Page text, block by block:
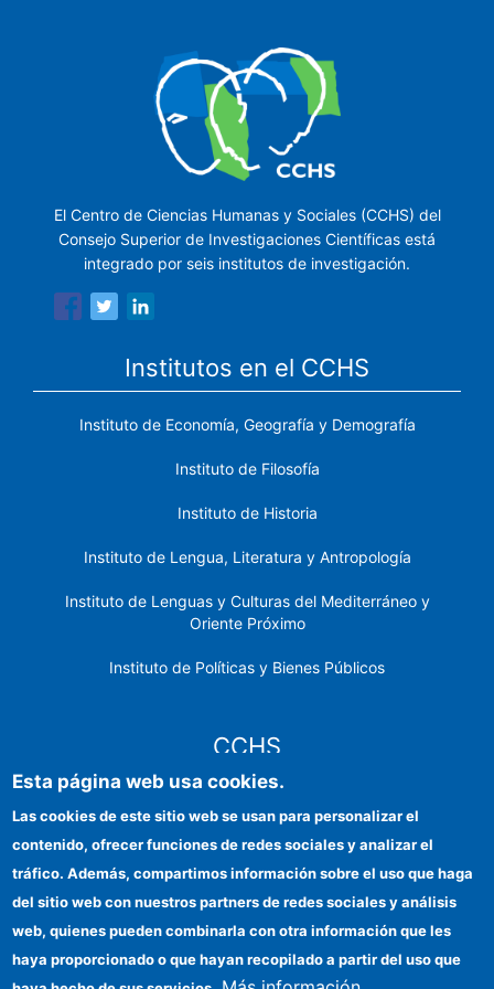
El Centro de Ciencias Humanas y Sociales (CCHS) del
Consejo Superior de Investigaciones Científicas está
integrado por seis institutos de investigación.
Institutos en el CCHS
Instituto de Economía, Geografía y Demografía
Instituto de Filosofía
Instituto de Historia
Instituto de Lengua, Literatura y Antropología
Instituto de Lenguas y Culturas del Mediterráneo y
Oriente Próximo
Instituto de Políticas y Bienes Públicos
CCHS
Identidad institucional
Ayudas FEDER
Organismos financiadores
Esta página web usa cookies.
Las cookies de este sitio web se usan para personalizar el
contenido, ofrecer funciones de redes sociales y analizar el
tráfico. Además, compartimos información sobre el uso que haga
del sitio web con nuestros partners de redes sociales y análisis
web, quienes pueden combinarla con otra información que les
haya proporcionado o que hayan recopilado a partir del uso que